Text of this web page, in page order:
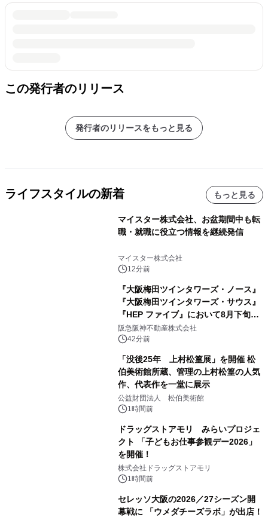
この発行者のリリース
発行者のリリースをもっと見る
ライフスタイルの新着 もっと見る
マイスター株式会社、お盆期間中も転
職・就職に役立つ情報を継続発信
マイスター株式会社
12分前
『大阪梅田ツインタワーズ・ノース』
『大阪梅田ツインタワーズ・サウス』
『HEP ファイブ』において8月下旬か
ら 「オフサイト型コーポレートPPA」
による 再生可能エネルギー電力の使用
阪急阪神不動産株式会社
42分前
「没後25年 上村松篁展」を開催 松
伯美術館所蔵、管理の上村松篁の人気
作、代表作を一堂に展示
公益財団法人 松伯美術館
1時間前
ドラッグストアモリ みらいプロジェ
クト 「子どもお仕事参観デー2026」
を開催！
株式会社ドラッグストアモリ
1時間前
セレッソ大阪の2026／27シーズン開
幕戦に 「ウメダチーズラボ」が出店！